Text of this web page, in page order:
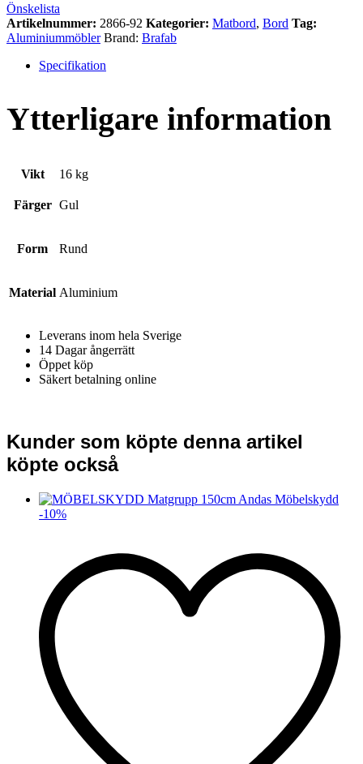
Önskelista
Artikelnummer: 2866-92 Kategorier: Matbord, Bord Tag:
Aluminiummöbler Brand: Brafab
Specifikation
Ytterligare information
Vikt 16 kg
Färger Gul
Form Rund
Material Aluminium
Leverans inom hela Sverige
14 Dagar ångerrätt
Öppet köp
Säkert betalning online
Kunder som köpte denna artikel
köpte också
-10%